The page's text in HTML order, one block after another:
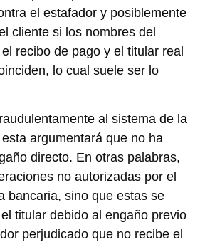
el estafador y posiblemente
cliente si los nombres del
recibo de pago y el titular real
lo cual suele ser lo
al sistema de la
argumentará que no ha
directo. En otras palabras,
no autorizadas por el
bancaria, sino que estas se
el titular debido al engaño previo
perjudicado que no recibe el